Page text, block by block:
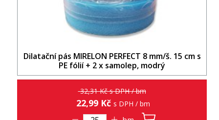
Dilatační pás MIRELON PERFECT 8 mm/š. 15 cm s
PE fólií + 2 x samolep, modrý
32,31 Kč s DPH / bm
22,99 Kč s DPH / bm